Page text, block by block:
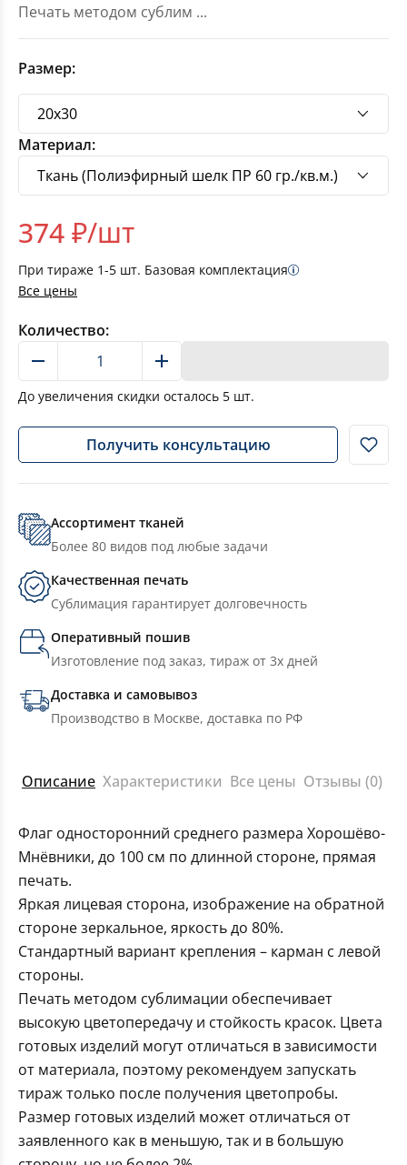
Печать методом сублим ...
Размер:
Материал:
374₽/шт
При тираже 1-5 шт. Базовая комплектация
Все цены
Количество:
До увеличения скидки осталось 5 шт.
Получить консультацию
Ассортимент тканей
Более 80 видов под любые задачи
Качественная печать
Сублимация гарантирует долговечность
Оперативный пошив
Изготовление под заказ, тираж от 3х дней
Доставка и самовывоз
Производство в Москве, доставка по РФ
Описание Характеристики Все цены Отзывы (0)
Флаг односторонний среднего размера Хорошёво-
Мнёвники, до 100 см по длинной стороне, прямая
печать.
Яркая лицевая сторона, изображение на обратной
стороне зеркальное, яркость до 80%.
Стандартный вариант крепления – карман с левой
стороны.
Печать методом сублимации обеспечивает
высокую цветопередачу и стойкость красок. Цвета
готовых изделий могут отличаться в зависимости
от материала, поэтому рекомендуем запускать
тираж только после получения цветопробы.
Размер готовых изделий может отличаться от
заявленного как в меньшую, так и в большую